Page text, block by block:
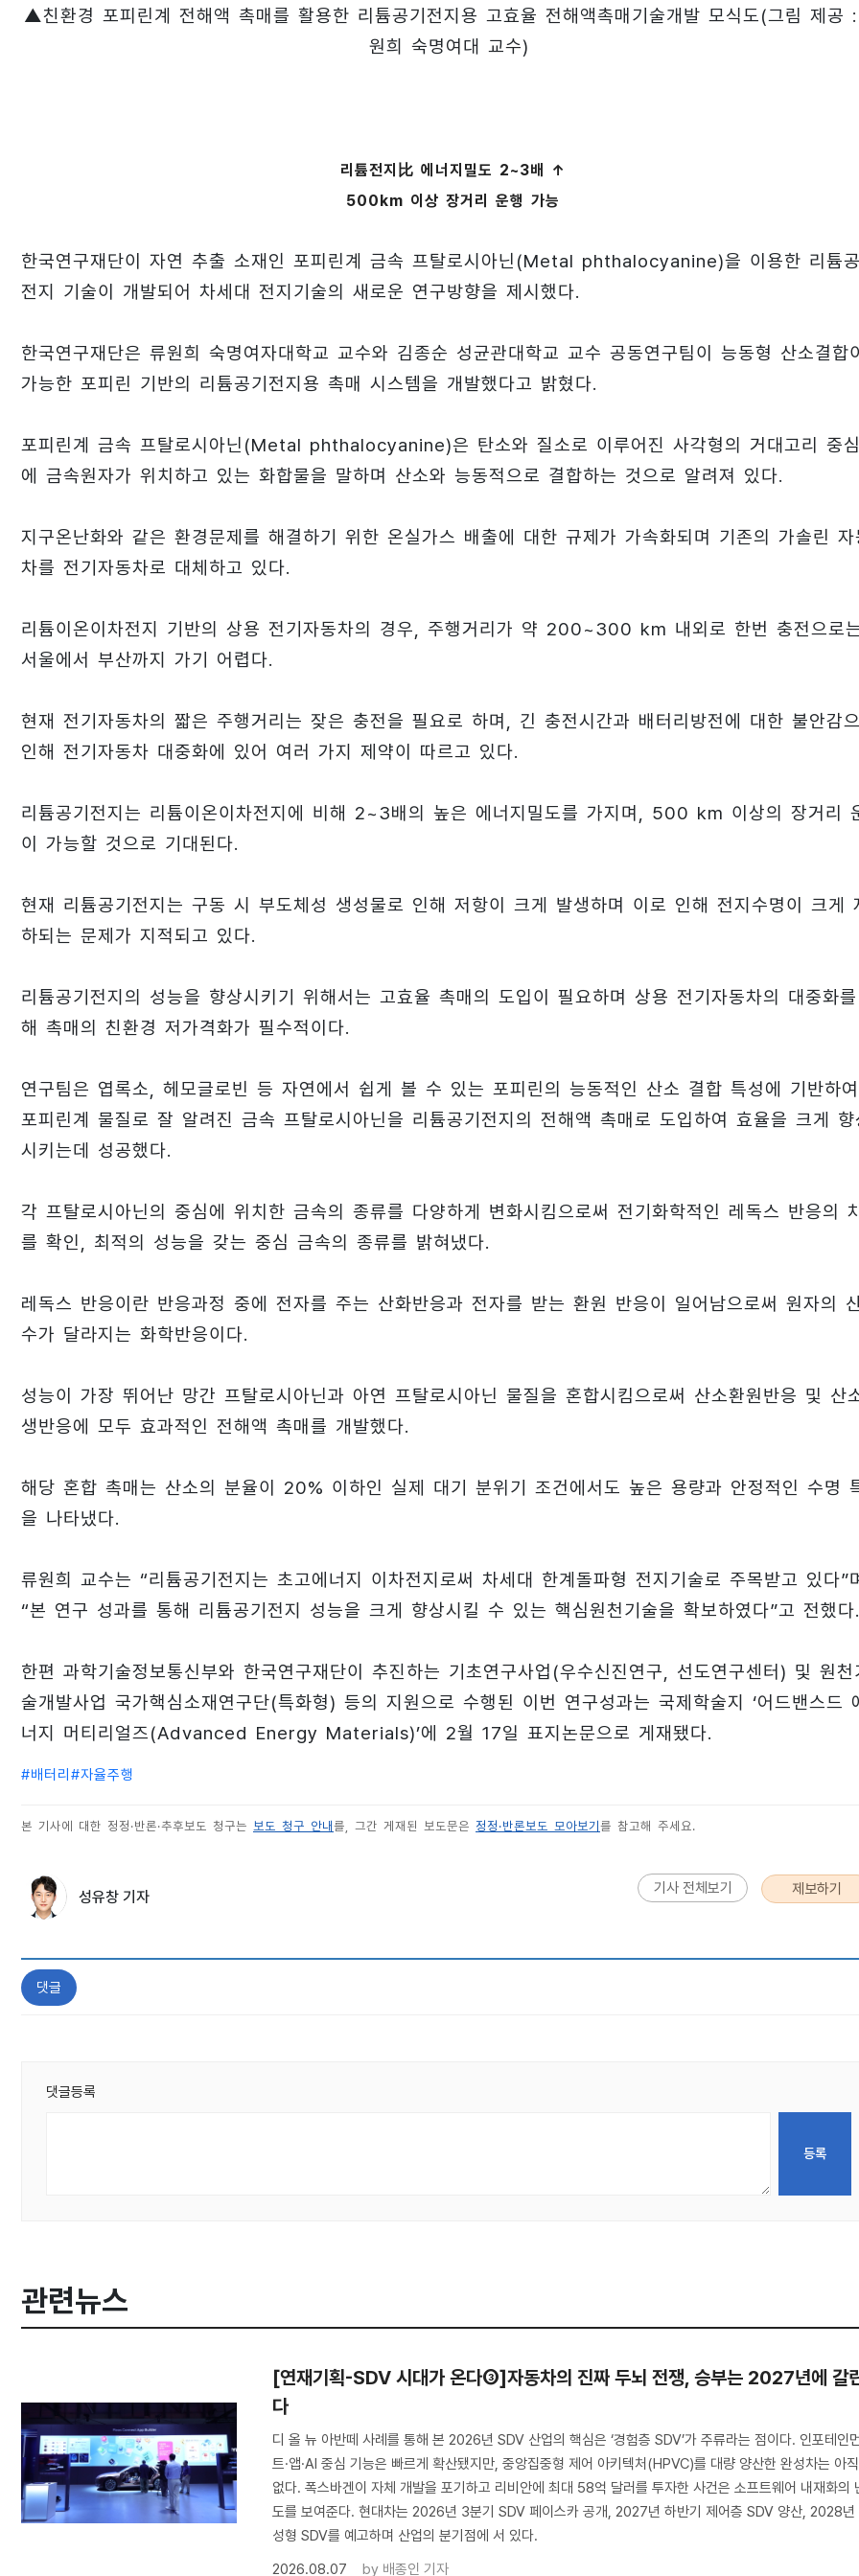
▲친환경 포피린계 전해액 촉매를 활용한 리튬공기전지용 고효율 전해액촉매기술개발 모식도(그림 제공
원희 숙명여대 교수)
리튬전지比 에너지밀도 2~3배 ↑
500km 이상 장거리 운행 가능
한국연구재단이 자연 추출 소재인 포피린계 금속 프탈로시아닌(Metal phthalocyanine)을 이용한 리튬공
전지 기술이 개발되어 차세대 전지기술의 새로운 연구방향을 제시했다.
한국연구재단은 류원희 숙명여자대학교 교수와 김종순 성균관대학교 교수 공동연구팀이 능동형 산소결합이
가능한 포피린 기반의 리튬공기전지용 촉매 시스템을 개발했다고 밝혔다.
포피린계 금속 프탈로시아닌(Metal phthalocyanine)은 탄소와 질소로 이루어진 사각형의 거대고리 중
에 금속원자가 위치하고 있는 화합물을 말하며 산소와 능동적으로 결합하는 것으로 알려져 있다.
지구온난화와 같은 환경문제를 해결하기 위한 온실가스 배출에 대한 규제가 가속화되며 기존의 가솔린 자
차를 전기자동차로 대체하고 있다.
리튬이온이차전지 기반의 상용 전기자동차의 경우, 주행거리가 약 200~300 km 내외로 한번 충전으로
서울에서 부산까지 가기 어렵다.
현재 전기자동차의 짧은 주행거리는 잦은 충전을 필요로 하며, 긴 충전시간과 배터리방전에 대한 불안감
인해 전기자동차 대중화에 있어 여러 가지 제약이 따르고 있다.
리튬공기전지는 리튬이온이차전지에 비해 2~3배의 높은 에너지밀도를 가지며, 500 km 이상의 장거리
이 가능할 것으로 기대된다.
현재 리튬공기전지는 구동 시 부도체성 생성물로 인해 저항이 크게 발생하며 이로 인해 전지수명이 크게
하되는 문제가 지적되고 있다.
리튬공기전지의 성능을 향상시키기 위해서는 고효율 촉매의 도입이 필요하며 상용 전기자동차의 대중화를
해 촉매의 친환경 저가격화가 필수적이다.
연구팀은 엽록소, 헤모글로빈 등 자연에서 쉽게 볼 수 있는 포피린의 능동적인 산소 결합 특성에 기반하
포피린계 물질로 잘 알려진 금속 프탈로시아닌을 리튬공기전지의 전해액 촉매로 도입하여 효율을 크게 향
시키는데 성공했다.
각 프탈로시아닌의 중심에 위치한 금속의 종류를 다양하게 변화시킴으로써 전기화학적인 레독스 반응의
를 확인, 최적의 성능을 갖는 중심 금속의 종류를 밝혀냈다.
레독스 반응이란 반응과정 중에 전자를 주는 산화반응과 전자를 받는 환원 반응이 일어남으로써 원자의
수가 달라지는 화학반응이다.
성능이 가장 뛰어난 망간 프탈로시아닌과 아연 프탈로시아닌 물질을 혼합시킴으로써 산소환원반응 및 산
생반응에 모두 효과적인 전해액 촉매를 개발했다.
해당 혼합 촉매는 산소의 분율이 20% 이하인 실제 대기 분위기 조건에서도 높은 용량과 안정적인 수명
을 나타냈다.
류원희 교수는 “리튬공기전지는 초고에너지 이차전지로써 차세대 한계돌파형 전지기술로 주목받고 있다”
“본 연구 성과를 통해 리튬공기전지 성능을 크게 향상시킬 수 있는 핵심원천기술을 확보하였다”고 전했다.
한편 과학기술정보통신부와 한국연구재단이 추진하는 기초연구사업(우수신진연구, 선도연구센터) 및 원천
술개발사업 국가핵심소재연구단(특화형) 등의 지원으로 수행된 이번 연구성과는 국제학술지 ‘어드밴스드
너지 머티리얼즈(Advanced Energy Materials)’에 2월 17일 표지논문으로 게재됐다.
#배터리 #자율주행
본 기사에 대한 정정·반론·추후보도 청구는 보도 청구 안내 를, 그간 게재된 보도문은 정정·반론보도 모아보기 를 참고해 주세요.
성유창 기자 기사 전체보기 제보하기
댓글
댓글등록
관련뉴스
[연재기획-SDV 시대가 온다③]자동차의 진짜 두뇌 전쟁, 승부는 2027년에 갈
다
디 올 뉴 아반떼 사례를 통해 본 2026년 SDV 산업의 핵심은 ‘경험층 SDV’가 주류라는 점이다. 인포테인
트·앱·AI 중심 기능은 빠르게 확산됐지만, 중앙집중형 제어 아키텍처(HPVC)를 대량 양산한 완성차는 아직
없다. 폭스바겐이 자체 개발을 포기하고 리비안에 최대 58억 달러를 투자한 사건은 소프트웨어 내재화의
도를 보여준다. 현대차는 2026년 3분기 SDV 페이스카 공개, 2027년 하반기 제어층 SDV 양산, 2028년
성형 SDV를 예고하며 산업의 분기점에 서 있다.
2026.08.07
by 배종인 기자